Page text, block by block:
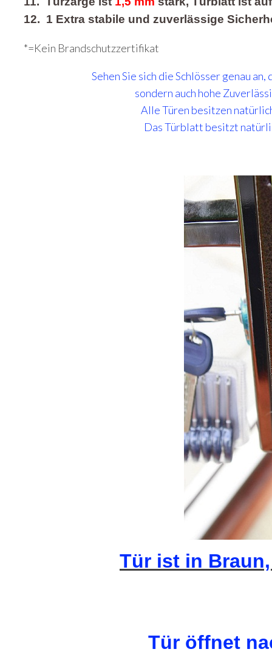
12. 1 Extra stabile und zuverlässige
*=Kein Brandschutzzertifikat
Sehen Sie sich die Schlösser genau
sondern auch hohe
Alle Türen besitzen
Das Türblatt besitzt
Tür ist in
Tür öffnet